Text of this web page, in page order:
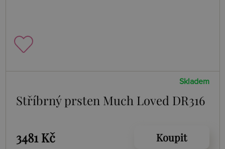
Skladem
Stříbrný prsten Much Loved DR316
3481 Kč Koupit